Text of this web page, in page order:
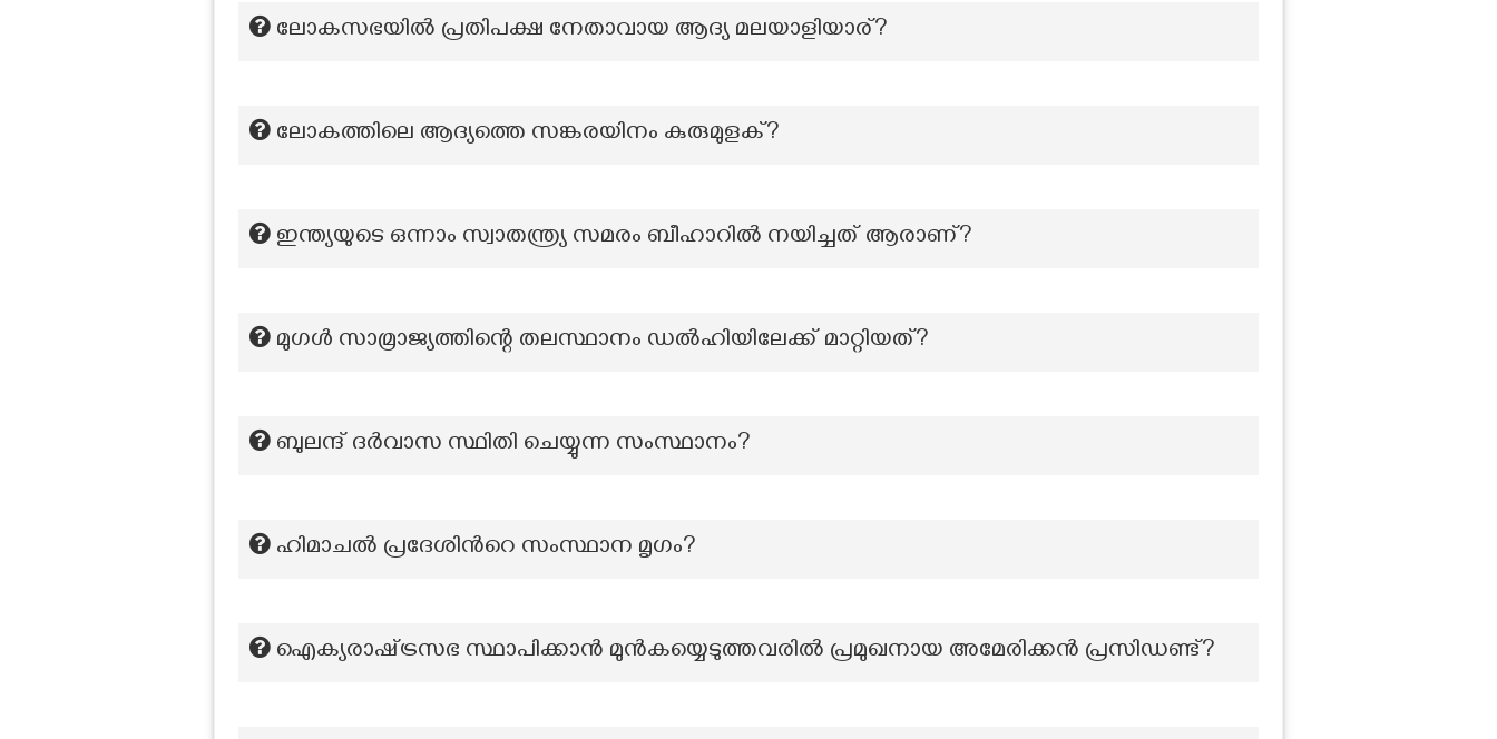
ലോകസഭയിൽ പ്രതിപക്ഷ നേതാവായ ആദ്യ മലയാളിയാര്?
ലോകത്തിലെ ആദ്യത്തെ സങ്കരയിനം കുരുമുളക്?
ഇന്ത്യയുടെ ഒന്നാം സ്വാതന്ത്ര്യ സമരം ബീഹാറില്‍ നയിച്ചത് ആരാണ്?
മുഗൾ സാമ്രാജ്യത്തിന്റെ തലസ്ഥാനം ഡൽഹിയിലേക്ക് മാറ്റിയത്?
ബുലന്ദ് ദർവാസ സ്ഥിതി ചെയ്യുന്ന സംസ്ഥാനം?
ഹിമാചൽ പ്രദേശിന്‍റെ സംസ്ഥാന മൃഗം?
ഐക്യരാഷ്‌ട്രസഭ സ്ഥാപിക്കാൻ മുൻകയ്യെടുത്തവരിൽ പ്രമുഖനായ അമേരിക്കൻ പ്രസിഡണ്ട്?